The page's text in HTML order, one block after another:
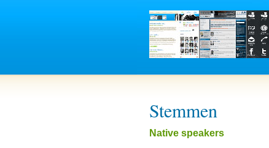
Stemmen
Native speakers